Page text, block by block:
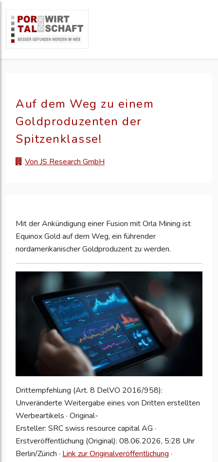
Auf dem Weg zu einem
Goldproduzenten der
Spitzenklasse!
Von JS Research GmbH
Mit der Ankündigung einer Fusion mit Orla Mining ist
Equinox Gold auf dem Weg, ein führender
nordamerikanischer Goldproduzent zu werden.
Drittempfehlung (Art. 8 DelVO 2016/958):
Unveränderte Weitergabe eines von Dritten erstellten
Werbeartikels · Original-
Ersteller: SRC swiss resource capital AG ·
Erstveröffentlichung (Original): 08.06.2026, 5:28 Uhr
Berlin/Zürich · Link zur Originalveröffentlichung ·